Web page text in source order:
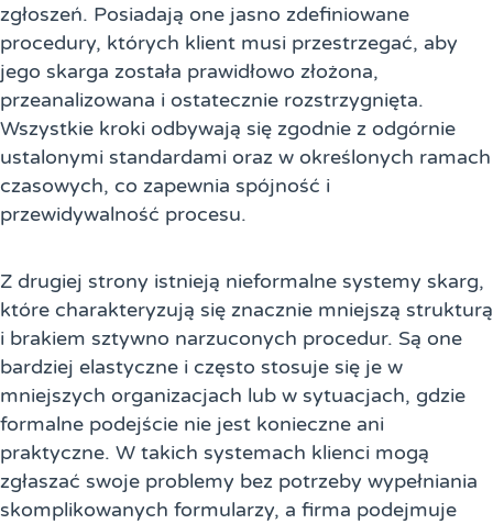
zgłoszeń. Posiadają one jasno zdefiniowane
procedury, których klient musi przestrzegać, aby
jego skarga została prawidłowo złożona,
przeanalizowana i ostatecznie rozstrzygnięta.
Wszystkie kroki odbywają się zgodnie z odgórnie
ustalonymi standardami oraz w określonych ramach
czasowych, co zapewnia spójność i
przewidywalność procesu.
Z drugiej strony istnieją nieformalne systemy skarg,
które charakteryzują się znacznie mniejszą strukturą
i brakiem sztywno narzuconych procedur. Są one
bardziej elastyczne i często stosuje się je w
mniejszych organizacjach lub w sytuacjach, gdzie
formalne podejście nie jest konieczne ani
praktyczne. W takich systemach klienci mogą
zgłaszać swoje problemy bez potrzeby wypełniania
skomplikowanych formularzy, a firma podejmuje